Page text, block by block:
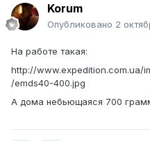
Korum
Опубликовано 2
На работе такая:
http://www.expedition.com.ua/
/emds40-400.jpg
А дома небьющаяся 700